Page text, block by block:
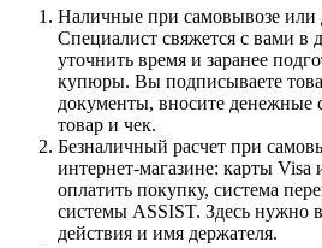
Наличные при самовывозе или
Специалист свяжется с вами в
уточнить время и заранее
купюры. Вы подписываете
документы, вносите денежные
товар и чек.
Безналичный расчет при
интернет-магазине: карты Visa
оплатить покупку, система
системы ASSIST. Здесь нужно
действия и имя держателя.